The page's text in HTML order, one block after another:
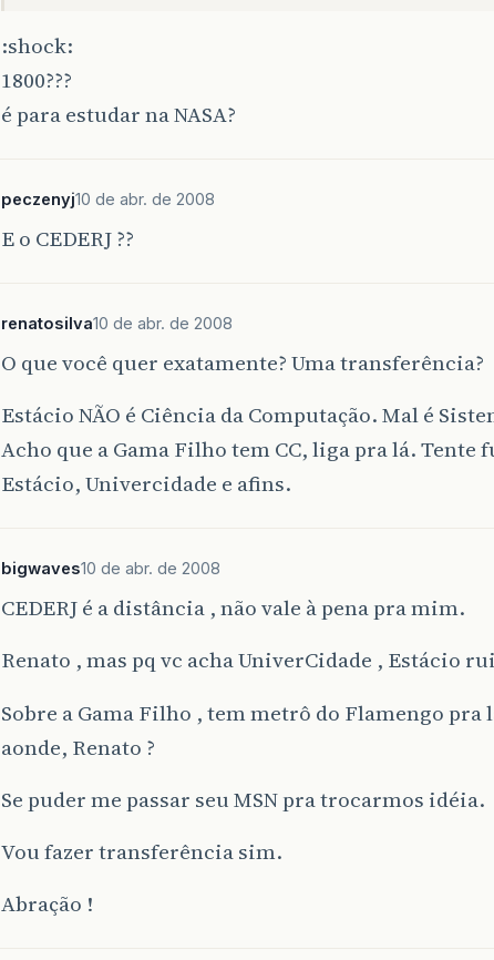
:shock:
1800???
é para estudar na NASA?
peczenyj10 de abr. de 2008
E o CEDERJ ??
renatosilva10 de abr. de 2008
O que você quer exatamente? Uma transferência?
Estácio NÃO é Ciência da Computação. Mal é
Acho que a Gama Filho tem CC, liga pra lá. Tente
Estácio, Univercidade e afins.
bigwaves10 de abr. de 2008
CEDERJ é a distância , não vale à pena pra mim.
Renato , mas pq vc acha UniverCidade , Estácio
Sobre a Gama Filho , tem metrô do Flamengo pra
aonde, Renato ?
Se puder me passar seu MSN pra trocarmos idéia.
Vou fazer transferência sim.
Abração !